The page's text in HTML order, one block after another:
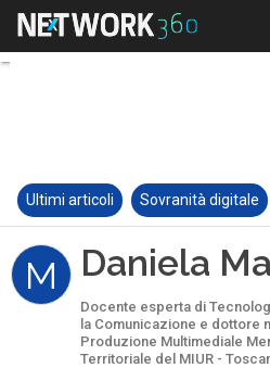
Ultimi articoli Sovranità digitale
M Daniela
Docente esperta di
la Comunicazione e dottore
Produzione Multimediale
Territoriale del MIUR -